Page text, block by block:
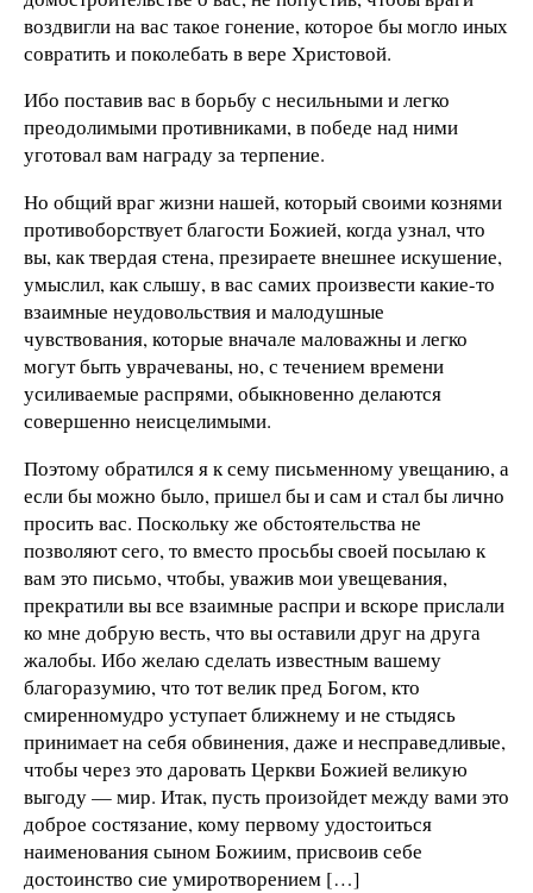
воздвигли на вас такое гонение, которое бы могло иных
совратить и поколебать в вере Христовой.
Ибо поставив вас в борьбу с несильными и легко
преодолимыми противниками, в победе над ними
уготовал вам награду за терпение.
Но общий враг жизни нашей, который своими кознями
противоборствует благости Божией, когда узнал, что
вы, как твердая стена, презираете внешнее искушение,
умыслил, как слышу, в вас самих произвести какие-то
взаимные неудовольствия и малодушные
чувствования, которые вначале маловажны и легко
могут быть уврачеваны, но, с течением времени
усиливаемые распрями, обыкновенно делаются
совершенно неисцелимыми.
Поэтому обратился я к сему письменному увещанию, а
если бы можно было, пришел бы и сам и стал бы лично
просить вас. Поскольку же обстоятельства не
позволяют сего, то вместо просьбы своей посылаю к
вам это письмо, чтобы, уважив мои увещевания,
прекратили вы все взаимные распри и вскоре прислали
ко мне добрую весть, что вы оставили друг на друга
жалобы. Ибо желаю сделать известным вашему
благоразумию, что тот велик пред Богом, кто
смиренномудро уступает ближнему и не стыдясь
принимает на себя обвинения, даже и несправедливые,
чтобы через это даровать Церкви Божией великую
выгоду — мир. Итак, пусть произойдет между вами это
доброе состязание, кому первому удостоиться
наименования сыном Божиим, присвоив себе
достоинство сие умиротворением […]